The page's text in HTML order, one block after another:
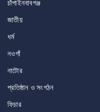
চাঁপাইনবাবগঞ্জ
জাতীয়
ধর্ম
নওগাঁ
নাটোর
প্রতিষ্ঠান ও সংগঠন
ফিচার